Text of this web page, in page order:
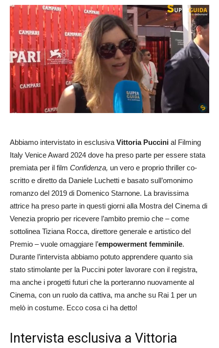
Abbiamo intervistato in esclusiva Vittoria Puccini al Filming
Italy Venice Award 2024 dove ha preso parte per essere stata
premiata per il film Confidenza, un vero e proprio thriller co-
scritto e diretto da Daniele Luchetti e basato sull’omonimo
romanzo del 2019 di Domenico Starnone. La bravissima
attrice ha preso parte in questi giorni alla Mostra del Cinema di
Venezia proprio per ricevere l’ambito premio che – come
sottolinea Tiziana Rocca, direttore generale e artistico del
Premio – vuole omaggiare l’empowerment femminile.
Durante l’intervista abbiamo potuto apprendere quanto sia
stato stimolante per la Puccini poter lavorare con il registra,
ma anche i progetti futuri che la porteranno nuovamente al
Cinema, con un ruolo da cattiva, ma anche su Rai 1 per un
melò in costume. Ecco cosa ci ha detto!
Intervista esclusiva a Vittoria